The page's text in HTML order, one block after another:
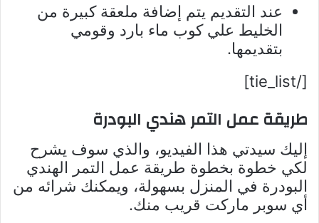
عند التقديم يتم إضافة ملعقة كبيرة من
الخليط علي كوب ماء بارد وقومي
بتقديمها.
[/tie_list]
طريقة عمل التمر هندي البودرة
إليك سيدتي هذا الفيديو، والذي سوف يشرح
لكي خطوة بخطوة طريقة عمل التمر الهندي
البودرة في المنزل بسهولة، ويمكنك شرائه من
أي سوبر ماركت قريب منك.